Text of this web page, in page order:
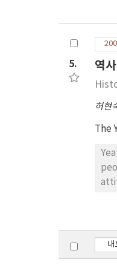
5. 역
허현
The
내